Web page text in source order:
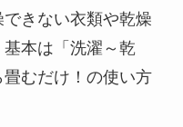
きない衣類や乾燥
本は「洗濯～乾
むだけ！の使い方